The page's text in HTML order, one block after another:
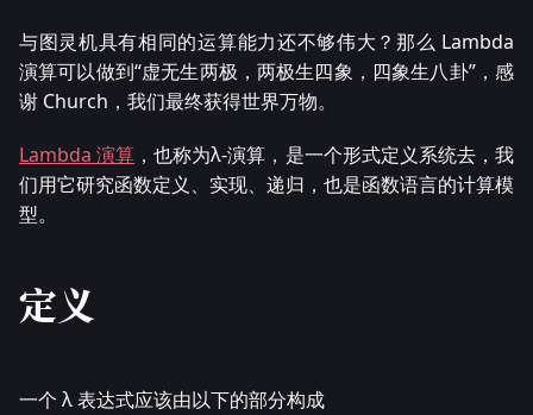
与图灵机具有相同的运算能力还不够伟大？那么 Lambda
演算可以做到“虚无生两极，两极生四象，四象生八卦”，感
谢 Church，我们最终获得世界万物。
Lambda 演算 ，也称为λ-演算，是一个形式定义系统去，我
们用它研究函数定义、实现、递归，也是函数语言的计算模
型。
定义
一个 λ 表达式应该由以下的部分构成